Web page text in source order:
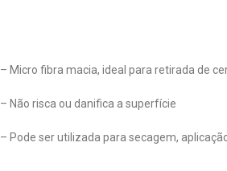
– Micro fibra macia, ideal para retirada de
– Não risca ou danifica a superfície
– Pode ser utilizada para secagem,